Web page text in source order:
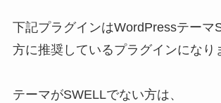
下記プラグインはWordPressテーマ
方に推奨しているプラグインになり
テーマがSWELLでない方は、